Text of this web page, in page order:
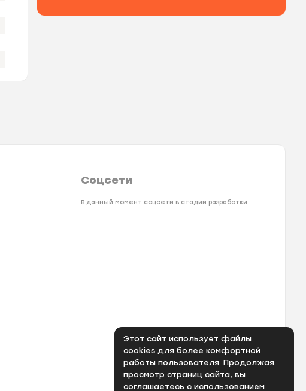
Этот сайт использует файлы
cookies для более комфортной
работы пользователя. Продолжая
просмотр страниц сайта, вы
соглашаетесь с использованием
Соцсети
В данный момент соцсети в стадии разработки